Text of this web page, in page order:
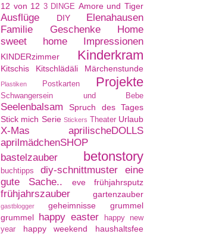
12 von 12 3 DINGE Amore und Tiger
Ausflüge DIY
Elenahausen
Familie
Geschenke
Home
sweet home
Impressionen
KINDERzimmer Kinderkram
Kitschis Kitschlädäli Märchenstunde
Plastiken Postkarten Projekte
Schwangersein und Bebe
Seelenbalsam
Spruch des Tages
Stick mich Serie Stickers Theater Urlaub
X-Mas
aprilischeDOLLS
aprilmädchenSHOP
bastelzauber
betonstory
buchtipps diy-schnittmuster
eine
gute Sache..
eve frühjahrsputz
frühjahrszauber gartenzauber
gastblogger geheimnisse
grummel
grummel happy easter
happy new
year
happy weekend
haushaltsfee